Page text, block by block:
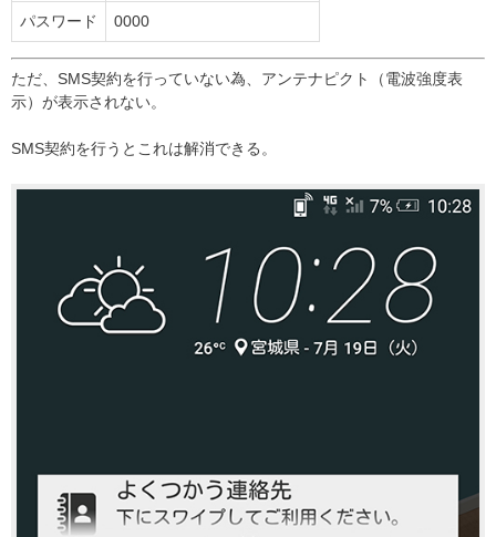
パスワード 0000
ただ、SMS契約を行っていない為、アンテナピクト（電波強度表
示）が表示されない。
SMS契約を行うとこれは解消できる。